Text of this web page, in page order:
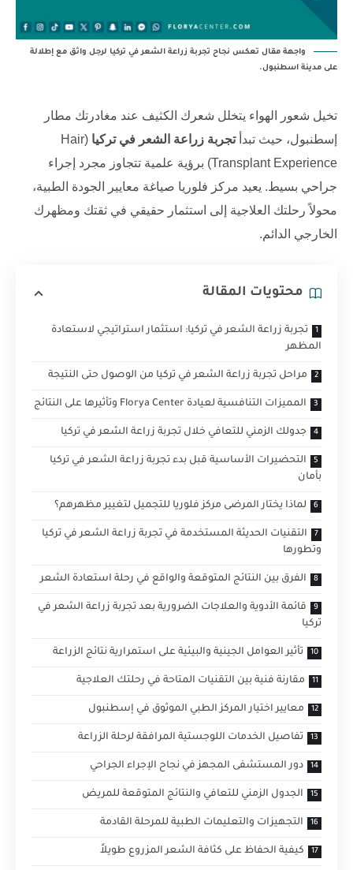
واجهة مقال تعكس نجاح تجربة زراعة الشعر في تركيا لرجل واثق مع إطلالة
على مدينة اسطنبول.
تخيل شعور الهواء يتخلل شعرك الكثيف عند مغادرتك مطار
إسطنبول، حيث تبدأتجربة زراعة الشعر في تركيا (Hair
Transplant Experience) برؤية علمية تتجاوز مجرد إجراء
جراحي بسيط. يعيد مركز فلوريا صياغة معايير الجودة الطبية،
محولاً رحلتك العلاجية إلى استثمار حقيقي في ثقتك ومظهرك
الخارجي الدائم.
محتويات المقالة
تجربة زراعة الشعر في تركيا: استثمار استراتيجي لاستعادة
المظهر
مراحل تجربة زراعة الشعر في تركيا من الوصول حتى النتيجة
المميزات التنافسية لعيادة Florya Center وتأثيرها على النتائج
جدولك الزمني للتعافي خلال تجربة زراعة الشعر في تركيا
التحضيرات الأساسية قبل بدء تجربة زراعة الشعر في تركيا
بأمان
لماذا يختار المرضى مركز فلوريا للتجميل لتغيير مظهرهم؟
التقنيات الحديثة المستخدمة في تجربة زراعة الشعر في تركيا
وتطورها
الفرق بين النتائج المتوقعة والواقع في رحلة استعادة الشعر
قائمة الأدوية والعلاجات الضرورية بعد تجربة زراعة الشعر في
تركيا
تأثير العوامل الجينية والبيئية على استمرارية نتائج الزراعة
مقارنة فنية بين التقنيات المتاحة في رحلتك العلاجية
معايير اختيار المركز الطبي الموثوق في إسطنبول
تفاصيل الخدمات اللوجستية المرافقة لرحلة الزراعة
دور المستشفى المجهز في نجاح الإجراء الجراحي
الجدول الزمني للتعافي والنتائج المتوقعة للمريض
التجهيزات والتعليمات الطبية للمرحلة القادمة
كيفية الحفاظ على كثافة الشعر المزروع طويلاً